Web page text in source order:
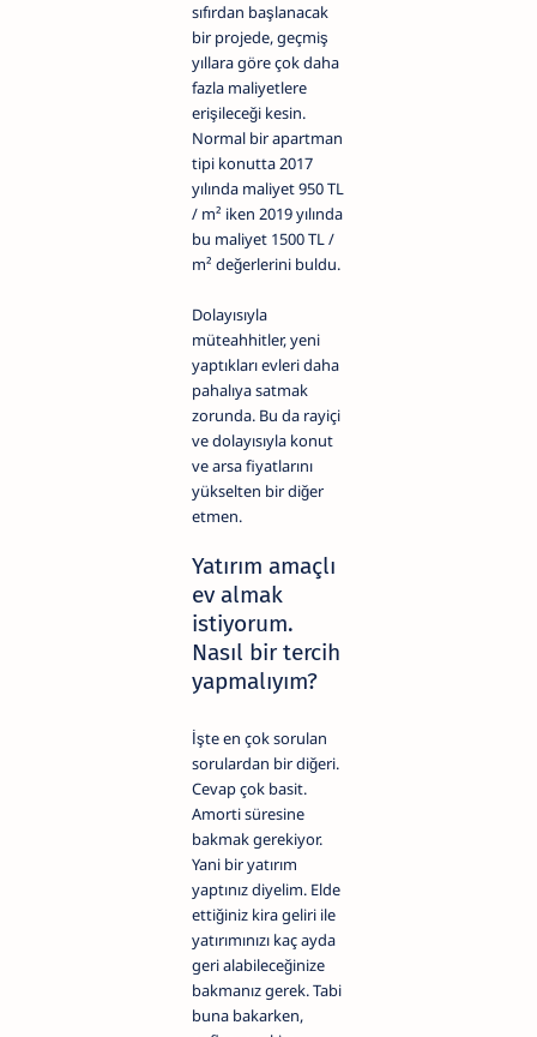
sıfırdan başlanacak
bir projede, geçmiş
yıllara göre çok daha
fazla maliyetlere
erişileceği kesin.
Normal bir apartman
tipi konutta 2017
yılında maliyet 950 TL
/ m² iken 2019 yılında
bu maliyet 1500 TL /
m² değerlerini buldu.
Dolayısıyla
müteahhitler, yeni
yaptıkları evleri daha
pahalıya satmak
zorunda. Bu da rayiçi
ve dolayısıyla konut
ve arsa fiyatlarını
yükselten bir diğer
etmen.
Yatırım amaçlı
ev almak
istiyorum.
Nasıl bir tercih
yapmalıyım?
İşte en çok sorulan
sorulardan bir diğeri.
Cevap çok basit.
Amorti süresine
bakmak gerekiyor.
Yani bir yatırım
yaptınız diyelim. Elde
ettiğiniz kira geliri ile
yatırımınızı kaç ayda
geri alabileceğinize
bakmanız gerek. Tabi
buna bakarken,